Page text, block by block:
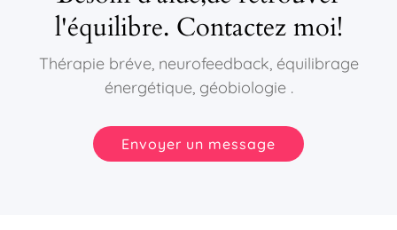
l'équilibre. Contactez moi!
Thérapie bréve, neurofeedback, équilibrage
énergétique, géobiologie .
Envoyer un message